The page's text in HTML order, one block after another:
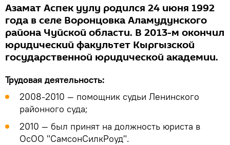
Азамат Аспек уулу родился 24 июня 1992
года в селе Воронцовка Аламудунского
района Чуйской области. В 2013-м окончил
юридический факультет Кыргызской
государственной юридической академии.
Трудовая деятельность:
2008-2010 — помощник судьи Ленинского
районного суда;
2010 — был принят на должность юриста в
ОсОО "СамсонСилкРоуд".